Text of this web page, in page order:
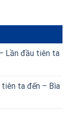
Lần đầu tiên ta
ta đến – Bìa